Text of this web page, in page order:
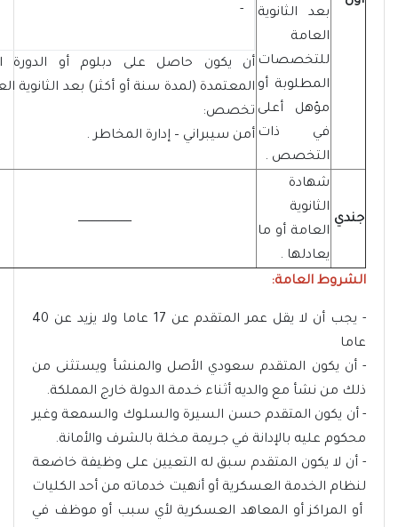
بعد الثانوية
العامة
للتخصصات
المطلوبة أو
مؤهل أعلى
في ذات
التخصص .
- ‏
أن يكون حاصل على دبلوم أو الدورة
المعتمدة (لمدة سنة أو أكثر) بعد الثانوية
تخصص:
أمن سيبراني – إدارة المخاطر .
جندي
شهادة
الثانوية
العامة أو ما
يعادلها .
ــــــــــــــــــــــــــــــ
الشروط العامة:
- يجب أن لا يقل عمر المتقدم عن 17 عاما ولا يزيد عن 40
عاما
- أن يكون المتقدم سعودي الأصل والمنشأ ويستثنى من
ذلك من نشأ مع والديه أثناء خـدمة الدولة خارج المملكة.
- أن يكون المتقدم حسن السيرة والسلـوك والسمعة وغير
محكوم عليه بالإدانة في جـريمة مخلة بالشرف والأمانة.
- أن لا يكون المتقدم سبق له التعيين على وظيفة خاضعة
لنظام الخدمة العسكرية أو أنهيت خدماته من أحد الكليات
أو المراكز أو المعاهد العسكرية لأي سبب أو موظف في